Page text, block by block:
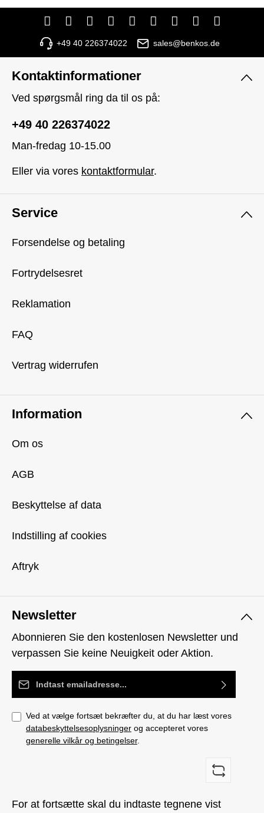
+49 40 226374022 sales@benkos.de
Newsletter
Abonnieren Sie den kostenlosen Newsletter und
verpassen Sie keine Neuigkeit oder Aktion.
Email adresse*
Ved at vælge fortsæt bekræfter du, at du har læst vores
databeskyttelsesoplysninger og accepteret vores
generelle vilkår og betingelser.
For at fortsætte skal du indtaste tegnene vist
Kontaktinformationer
Ved spørgsmål ring da til os på:
+49 40 226374022
Man-fredag 10-15.00
Eller via vores kontaktformular.
Service
Forsendelse og betaling
Fortrydelsesret
Reklamation
FAQ
Vertrag widerrufen
Information
Om os
AGB
Beskyttelse af data
Indstilling af cookies
Aftryk